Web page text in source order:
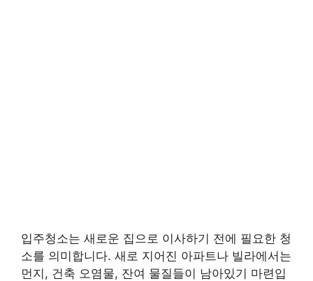
입주청소는 새로운 집으로 이사하기 전에 필요한 청
소를 의미합니다. 새로 지어진 아파트나 빌라에서는
먼지, 건축 오염물, 잔여 물질들이 남아있기 마련입